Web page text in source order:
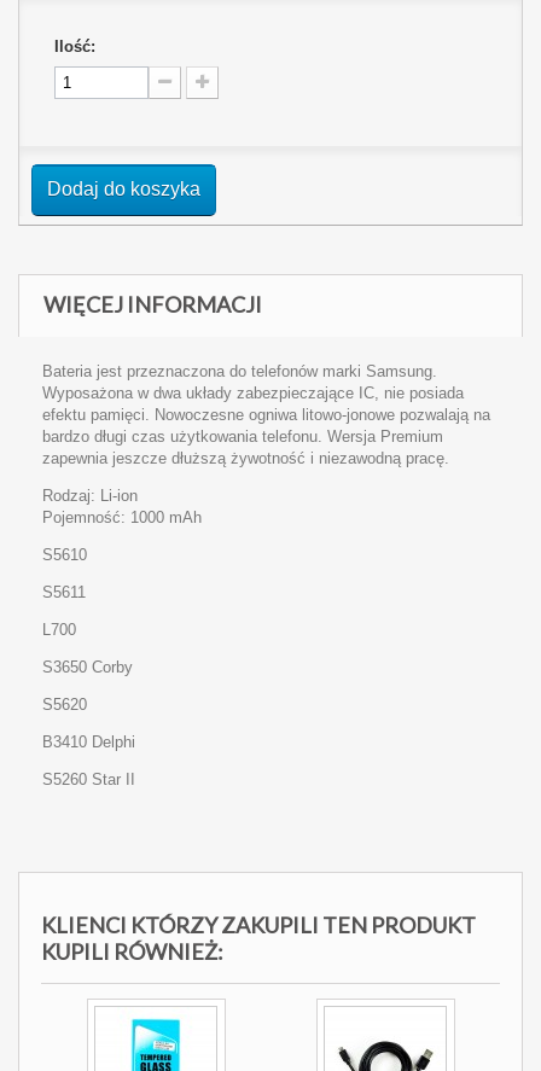
Ilość:
Dodaj do koszyka
WIĘCEJ INFORMACJI
Bateria jest przeznaczona do telefonów marki Samsung.
Wyposażona w dwa układy zabezpieczające IC, nie posiada
efektu pamięci. Nowoczesne ogniwa litowo-jonowe pozwalają na
bardzo długi czas użytkowania telefonu. Wersja Premium
zapewnia jeszcze dłuższą żywotność i niezawodną pracę.
Rodzaj: Li-ion
Pojemność: 1000 mAh
S5610
S5611
L700
S3650 Corby
S5620
B3410 Delphi
S5260 Star II
KLIENCI KTÓRZY ZAKUPILI TEN PRODUKT
KUPILI RÓWNIEŻ: